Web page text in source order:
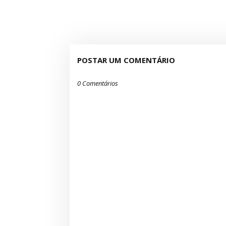
POSTAR UM COMENTÁRIO
0 Comentários